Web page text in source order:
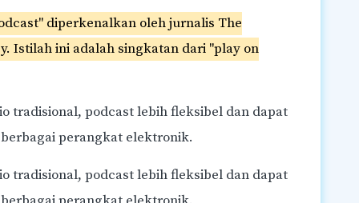
diperkenalkan oleh jurnalis The
Istilah ini adalah singkatan dari "play on
tradisional, podcast lebih fleksibel dan dapat
perangkat elektronik.
tradisional, podcast lebih fleksibel dan dapat